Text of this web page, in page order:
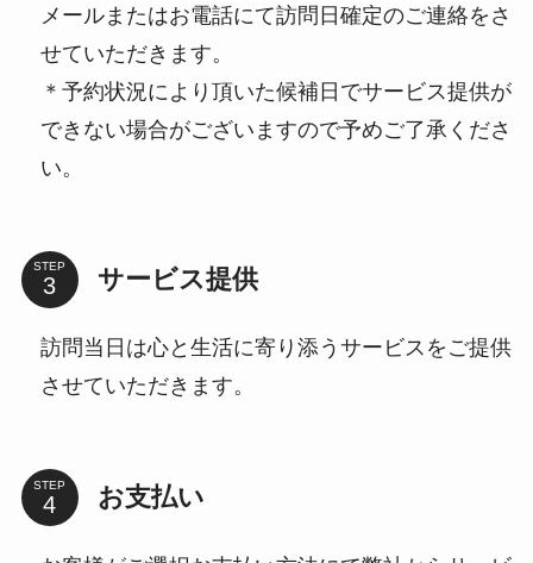
メールまたはお電話にて訪問日確定のご連絡をさ
せていただきます。
＊予約状況により頂いた候補日でサービス提供が
できない場合がございますので予めご了承くださ
い。
STEP サービス提供
訪問当日は心と生活に寄り添うサービスをご提供
させていただきます。
STEP お支払い